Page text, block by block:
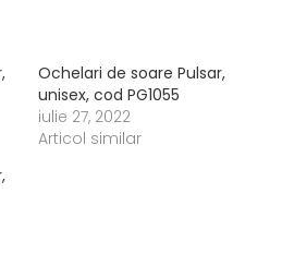
Ochelari de soare Pulsar,
unisex, cod PG1055
iulie 27, 2022
Articol similar